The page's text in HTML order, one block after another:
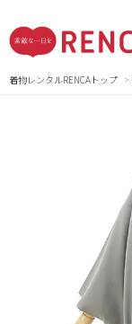
着物レンタルRENCAトップ